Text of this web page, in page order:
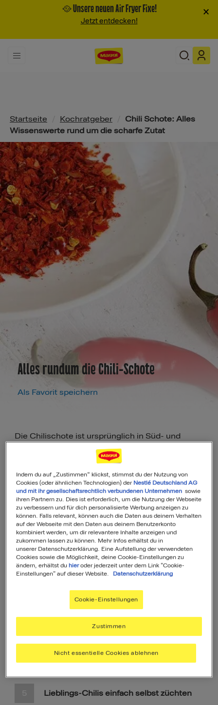
🥘 Unsere neuen Air Fryer Fixe!
Jetzt entdecken!
×
Pfadnavigation
Startseite Kochratgeber
Chili Schote: Alles
Wissenswerte rund um die scharfe Zutat
Alles rundum die Chili-Schote
Als Favorit speichern
Die Chilischote ist ursprünglich in Süd- und
Mittelamerika beheimatet. Sie wurde bereits
lange vor der Zeit der Mayas angebaut und
verzehrt. Die Chilipflanze ist somit eines der
ältesten Lebensmittel Amerikas.
Inhaltsverzeichnis​​​​
Welche Chilischoten gibt es?
Die Schärfe der Chilischote
Was hilft gegen zu scharfes Essen?
Tipps – So verarbeitest Du die Chilischote
Lieblings-Chilis einfach selbst züchten
Indem du auf „Zustimmen“ klickst, stimmst du der Nutzung von
Cookies (oder ähnlichen Technologien) der Nestlé Deutschland AG
und mit ihr gesellschaftsrechtlich verbundenen Unternehmen sowie
ihren Partnern zu. Dies ist erforderlich, um die Nutzung der Webseite
zu verbessern und für dich personalisierte Werbung anzeigen zu
können. Falls relevant, können auch die Daten aus deinem Verhalten
auf der Webseite mit den Daten aus deinem Benutzerkonto
kombiniert werden, um dir relevantere Inhalte anzeigen und
zukommen lassen zu können. Mehr Infos erhältst du in
unserer Datenschutzerklärung. Eine Aufstellung der verwendeten
Cookies sowie die Möglichkeit, deine Cookie-Einstellungen zu
ändern, erhältst duhieroder jederzeit unter dem Link "Cookie-
Einstellungen" auf dieser Website.
Datenschutzerklärung
Cookie-Einstellungen
Nicht essentielle Cookies ablehnen
Zustimmen